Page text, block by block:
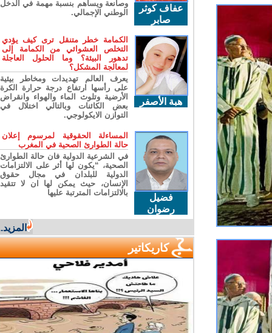
عفاف كوثر
صابر
وصانعة ويساهم بنسبة مهمة في الدخل
الوطني الإجمالي.
هبة الأصفر
الكمامة خطر متنقل ترى كيف يؤدي
التخلص العشوائي من الكمامة إلى
تدهور البيئة؟ وما الحلول العاجلة
لمعالجة المشكل؟
يعرف العالم تهديدات ومخاطر بيئية
على رأسها ارتفاع درجة حرارة الكرة
الأرضية وتلوث الماء والهواء وانقراض
بعض الكائنات وبالتالي اختلال في
التوازن الايكولوجي.
فضيل
رضوان
المساءلة الحقوقية لمرسوم إعلان
حالة الطوارئ الصحية في المغرب
في الشرعية الدولية فان حالة الطوارئ
الصحية، “يكون لها أثر على الالتزامات
الدولية للبلدان في مجال حقوق
الإنسان، حيث يمكن لها ان لا تتقيد
بالالتزامات المترتبة عليها
المزيد...
كاريكاتير